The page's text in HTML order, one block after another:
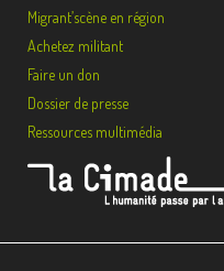
Migrant’scène en région
Achetez militant
Faire un don
Dossier de presse
Ressources multimédia